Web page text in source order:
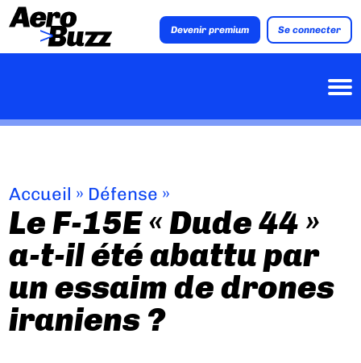
Devenir premium Se connecter
Accueil » Défense »
Le F-15E « Dude 44 »
a-t-il été abattu par
un essaim de drones
iraniens ?